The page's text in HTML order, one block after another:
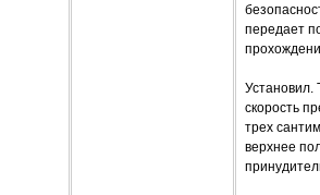
передает
Установил.
скорость
трех
верхнее